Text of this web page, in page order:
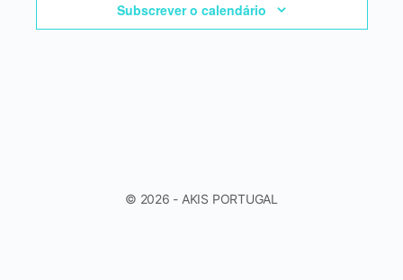
Subscrever o calendário
© 2026 - AKIS PORTUGAL